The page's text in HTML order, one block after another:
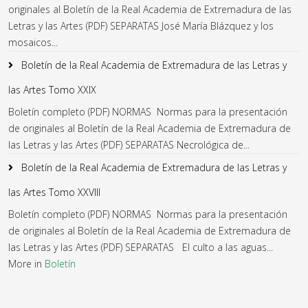
originales al Boletín de la Real Academia de Extremadura de las
Letras y las Artes (PDF) SEPARATAS José María Blázquez y los
mosaicos...
Boletín de la Real Academia de Extremadura de las Letras y
las Artes Tomo XXIX
Boletín completo (PDF) NORMAS Normas para la presentación
de originales al Boletín de la Real Academia de Extremadura de
las Letras y las Artes (PDF) SEPARATAS Necrológica de...
Boletín de la Real Academia de Extremadura de las Letras y
las Artes Tomo XXVIII
Boletín completo (PDF) NORMAS Normas para la presentación
de originales al Boletín de la Real Academia de Extremadura de
las Letras y las Artes (PDF) SEPARATAS El culto a las aguas...
More in Boletín